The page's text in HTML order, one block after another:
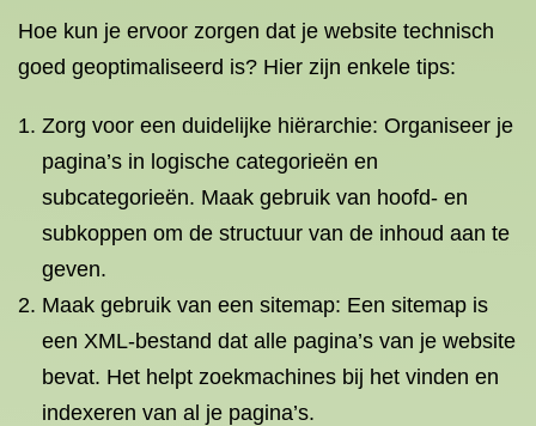
Hoe kun je ervoor zorgen dat je website technisch
goed geoptimaliseerd is? Hier zijn enkele tips:
Zorg voor een duidelijke hiërarchie: Organiseer je
pagina’s in logische categorieën en
subcategorieën. Maak gebruik van hoofd- en
subkoppen om de structuur van de inhoud aan te
geven.
Maak gebruik van een sitemap: Een sitemap is
een XML-bestand dat alle pagina’s van je website
bevat. Het helpt zoekmachines bij het vinden en
indexeren van al je pagina’s.